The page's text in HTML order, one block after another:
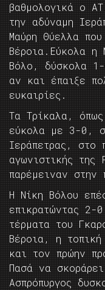
βαθμολογικά ο
την αδύναμη
Μαύρη Θύελλα
Βέροια.Εύκολα η
Βόλο, δύσκολα
αν και έπαιξε
ευκαιρίες.
Τα Τρίκαλα,
εύκολα με 3-0,
Ιεράπετρας, στο
αγωνιστικής
παρέμειναν στην
Η Νίκη Βόλου
επικρατώντας
τέρματα του
Βέροια, η
και τον πρώην
Πασά να
Ασπρόπυργος